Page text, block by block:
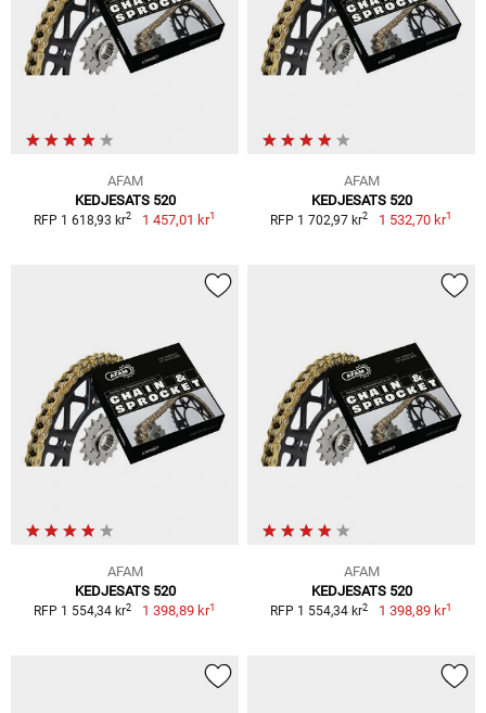
AFAM
KEDJESATS 520
RFP 1 618,93 kr2 1 457,01 kr1
AFAM
KEDJESATS 520
RFP 1 702,97 kr2 1 532,70 kr1
AFAM
KEDJESATS 520
RFP 1 554,34 kr2 1 398,89 kr1
AFAM
KEDJESATS 520
RFP 1 554,34 kr2 1 398,89 kr1